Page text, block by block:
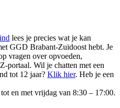
lees je precies wat je kan
GGD Brabant-Zuidoost hebt. Je
vragen over opvoeden,
portaal. Wil je chatten met een
tot 12 jaar? Klik hier. Heb je een
en met vrijdag van 8:30 – 17:00.